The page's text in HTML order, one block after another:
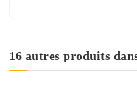
16 autres produits